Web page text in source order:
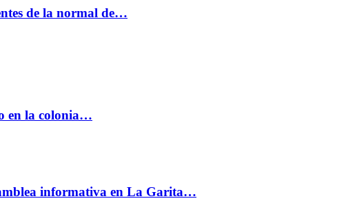
de la normal de…
en la colonia…
informativa en La Garita…